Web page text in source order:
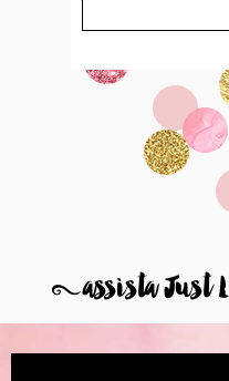
8assista Just